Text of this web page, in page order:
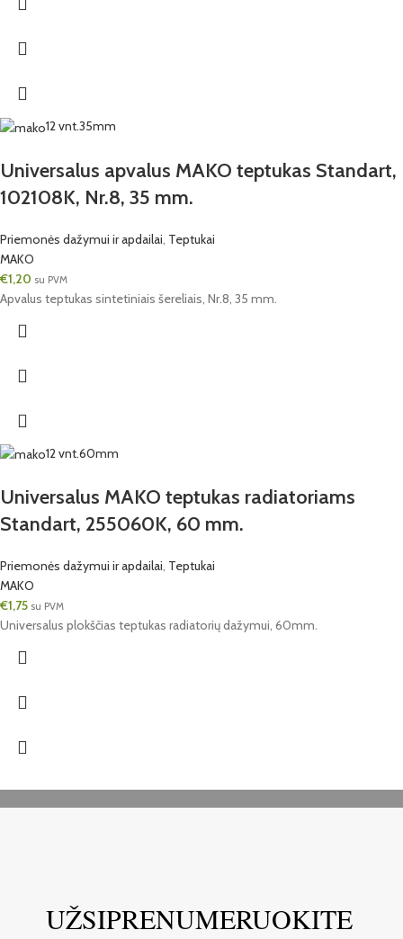
12 vnt.35mm
Universalus apvalus MAKO teptukas Standart,
102108K, Nr.8, 35 mm.
Priemonės dažymui ir apdailai, Teptukai
MAKO
€1,20 su PVM
Apvalus teptukas sintetiniais šereliais, Nr.8, 35 mm.
12 vnt.60mm
Universalus MAKO teptukas radiatoriams
Standart, 255060K, 60 mm.
Priemonės dažymui ir apdailai, Teptukai
MAKO
€1,75 su PVM
Universalus plokščias teptukas radiatorių dažymui, 60mm.
UŽSIPRENUMERUOKITE